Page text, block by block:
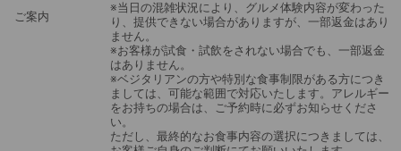
ご案内
※当日の混雑状況により、グルメ体験内容が変わった
り、提供できない場合がありますが、一部返金はあり
ません。
※お客様が試食・試飲をされない場合でも、一部返金
はありません。
※ベジタリアンの方や特別な食事制限がある方につき
ましては、可能な範囲で対応いたします。アレルギー
をお持ちの場合は、ご予約時に必ずお知らせくださ
い。
ただし、最終的なお食事内容の選択につきましては、